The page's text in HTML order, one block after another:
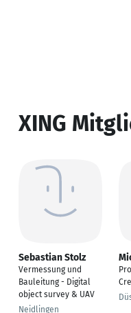
XING
Sebastian Stolz
Vermessung und
Bauleitung - Digital
object survey & UAV
Neidlingen